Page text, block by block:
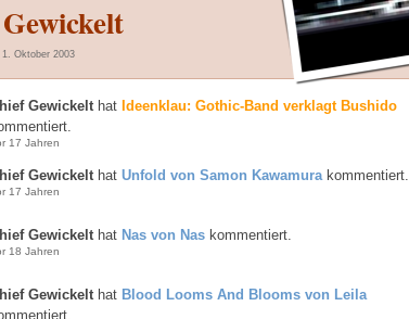
Oktober 2003
Gewickelthat Ideenklau: Gothic-Band verklagt Bushido
17 Jahren
Gewickelthat Unfold von Samon Kawamurakommentiert.
17 Jahren
Gewickelthat Nas von Nas kommentiert.
18 Jahren
Gewickelthat Blood Looms And Blooms von Leila